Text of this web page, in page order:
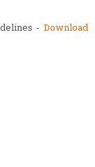
- Download